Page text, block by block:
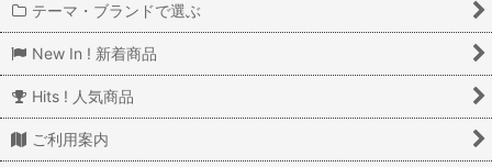
テーマ・ブランドで選ぶ
New In ! 新着商品
Hits ! 人気商品
ご利用案内